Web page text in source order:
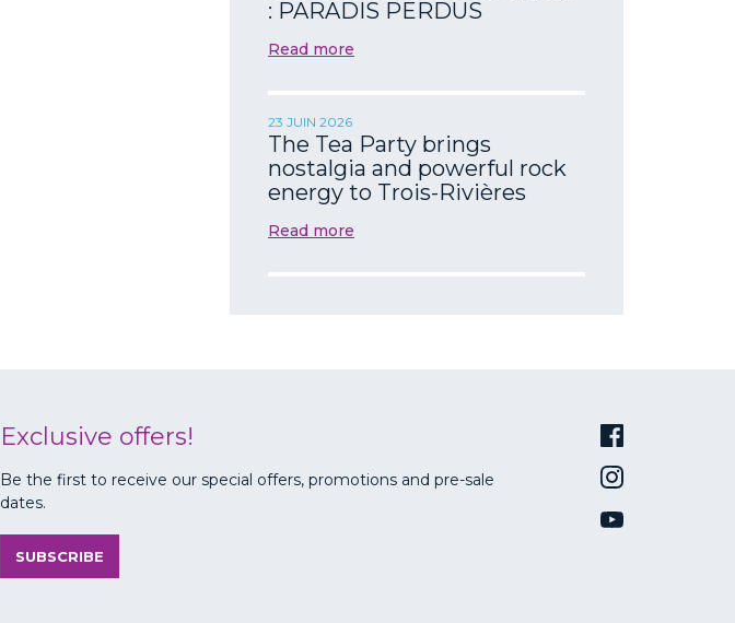
: PARADIS PERDUS
Read more
23 JUIN 2026
The Tea Party brings
nostalgia and powerful rock
energy to Trois-Rivières
Read more
Exclusive offers!
Be the first to receive our special offers, promotions and pre-sale
dates.
SUBSCRIBE